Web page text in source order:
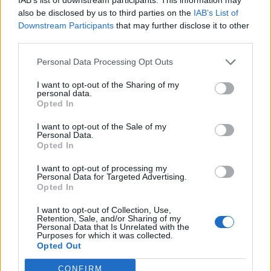
also be disclosed by us to third parties on the IAB’s List of
Downstream Participants that may further disclose it to other
Personal Data Processing Opt Outs
I want to opt-out of the Sharing of my
personal data.
Opted In
I want to opt-out of the Sale of my
Personal Data.
Opted In
I want to opt-out of processing my
Personal Data for Targeted Advertising.
Opted In
I want to opt-out of Collection, Use,
Retention, Sale, and/or Sharing of my
Personal Data that Is Unrelated with the
Purposes for which it was collected.
Opted Out
CONFIRM